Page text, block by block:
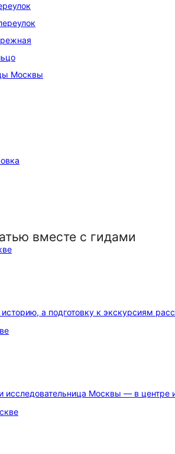
Москвы
вместе с гидами
а подготовку к экскурсиям
исследовательница Москвы — в центре